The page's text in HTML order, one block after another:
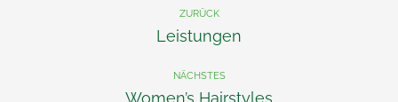
ZURÜCK
Vorheriges
Leistungen
NÄCHSTES
Nächstes
Women’s Hairstyles